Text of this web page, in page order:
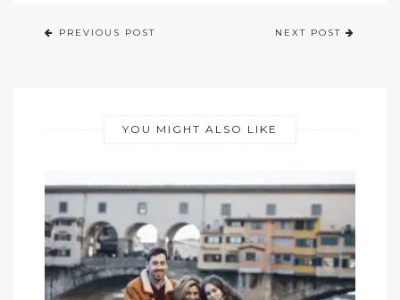
PREVIOUS POST NEXT POST
YOU MIGHT ALSO LIKE